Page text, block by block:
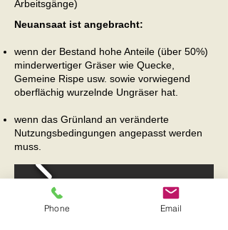
Arbeitsgänge)
Neuansaat ist angebracht:
wenn der Bestand hohe Anteile (über 50%)
minderwertiger Gräser wie Quecke,
Gemeine Rispe usw. sowie vorwiegend
oberflächig wurzelnde Ungräser hat.
wenn das Grünland an veränderte
Nutzungsbedingungen angepasst werden
muss.
Phone Email